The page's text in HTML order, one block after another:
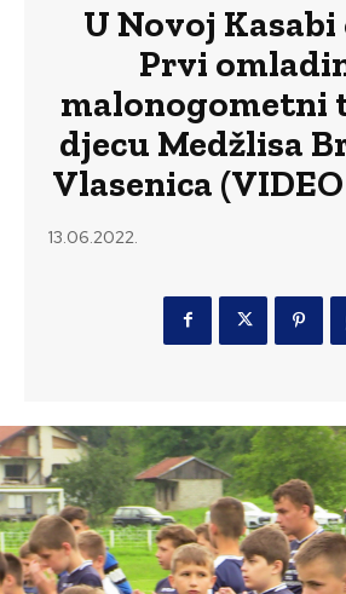
U Novoj
Prvi
malonogometni
djecu Medžlisa
Vlasenica
13.06.2022.